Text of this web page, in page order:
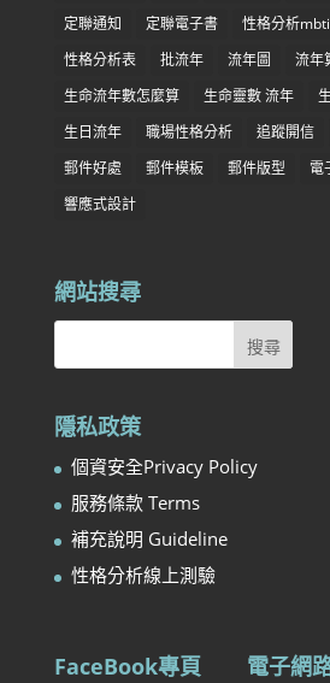
定聯通知
定聯電子書 性格分析mbti
性格分析表
批流年 流年圖
流年
生命流年數怎麼算
生命靈數 流年
生日流年
職場性格分析 追蹤開信
郵件好處
郵件模板 郵件版型
電
響應式設計
網站搜尋
隱私政策
個資安全Privacy Policy
服務條款 Terms
補充說明 Guideline
性格分析線上測驗
FaceBook專頁 電子網